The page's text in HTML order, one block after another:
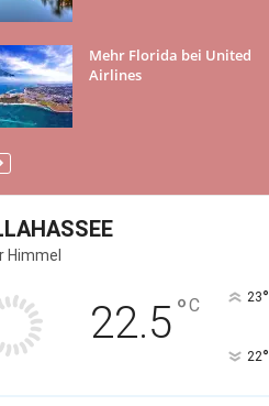
Mehr Florida bei United
Airlines
Himmel
22.5°C 23°
22°